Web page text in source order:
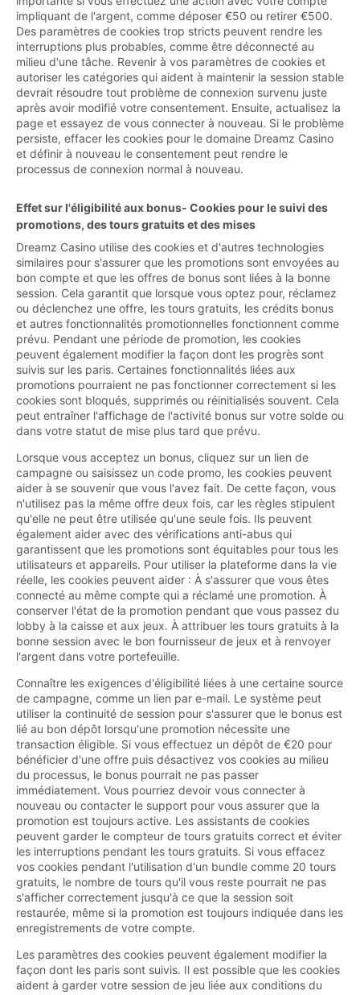
impliquant de l'argent, comme déposer €50 ou retirer €500.
Des paramètres de cookies trop stricts peuvent rendre les
interruptions plus probables, comme être déconnecté au
milieu d'une tâche. Revenir à vos paramètres de cookies et
autoriser les catégories qui aident à maintenir la session stable
devrait résoudre tout problème de connexion survenu juste
après avoir modifié votre consentement. Ensuite, actualisez la
page et essayez de vous connecter à nouveau. Si le problème
persiste, effacer les cookies pour le domaine Dreamz Casino
et définir à nouveau le consentement peut rendre le
processus de connexion normal à nouveau.
Effet sur l'éligibilité aux bonus- Cookies pour le suivi des
promotions, des tours gratuits et des mises
Dreamz Casino utilise des cookies et d'autres technologies
similaires pour s'assurer que les promotions sont envoyées au
bon compte et que les offres de bonus sont liées à la bonne
session. Cela garantit que lorsque vous optez pour, réclamez
ou déclenchez une offre, les tours gratuits, les crédits bonus
et autres fonctionnalités promotionnelles fonctionnent comme
prévu. Pendant une période de promotion, les cookies
peuvent également modifier la façon dont les progrès sont
suivis sur les paris. Certaines fonctionnalités liées aux
promotions pourraient ne pas fonctionner correctement si les
cookies sont bloqués, supprimés ou réinitialisés souvent. Cela
peut entraîner l'affichage de l'activité bonus sur votre solde ou
dans votre statut de mise plus tard que prévu.
Lorsque vous acceptez un bonus, cliquez sur un lien de
campagne ou saisissez un code promo, les cookies peuvent
aider à se souvenir que vous l'avez fait. De cette façon, vous
n'utilisez pas la même offre deux fois, car les règles stipulent
qu'elle ne peut être utilisée qu'une seule fois. Ils peuvent
également aider avec des vérifications anti-abus qui
garantissent que les promotions sont équitables pour tous les
utilisateurs et appareils. Pour utiliser la plateforme dans la vie
réelle, les cookies peuvent aider : À s'assurer que vous êtes
connecté au même compte qui a réclamé une promotion. À
conserver l'état de la promotion pendant que vous passez du
lobby à la caisse et aux jeux. À attribuer les tours gratuits à la
bonne session avec le bon fournisseur de jeux et à renvoyer
l'argent dans votre portefeuille.
Connaître les exigences d'éligibilité liées à une certaine source
de campagne, comme un lien par e-mail. Le système peut
utiliser la continuité de session pour s'assurer que le bonus est
lié au bon dépôt lorsqu'une promotion nécessite une
transaction éligible. Si vous effectuez un dépôt de €20 pour
bénéficier d'une offre puis désactivez vos cookies au milieu
du processus, le bonus pourrait ne pas passer
immédiatement. Vous pourriez devoir vous connecter à
nouveau ou contacter le support pour vous assurer que la
promotion est toujours active. Les assistants de cookies
peuvent garder le compteur de tours gratuits correct et éviter
les interruptions pendant les tours gratuits. Si vous effacez
vos cookies pendant l'utilisation d'un bundle comme 20 tours
gratuits, le nombre de tours qu'il vous reste pourrait ne pas
s'afficher correctement jusqu'à ce que la session soit
restaurée, même si la promotion est toujours indiquée dans les
enregistrements de votre compte.
Les paramètres des cookies peuvent également modifier la
façon dont les paris sont suivis. Il est possible que les cookies
aident à garder votre session de jeu liée aux conditions du